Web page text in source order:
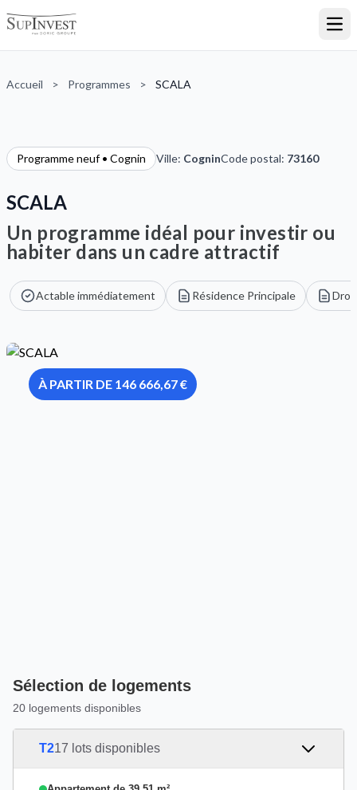
Accueil > Programmes > SCALA
Programme neuf • Cognin Ville: CogninCode postal: 73160
SCALA
Un programme idéal pour investir ou
habiter dans un cadre attractif
Actable immédiatement Résidence Principale
À PARTIR DE 146 666,67 €
Sélection de logements
20 logements disponibles
T217 lots disponibles